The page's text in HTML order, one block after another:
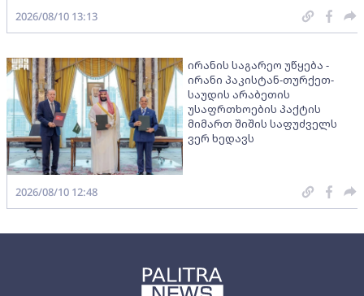
2026/08/10 13:13
ირანის საგარეო უწყება -
ირანი პაკისტან-თურქეთ-
საუდის არაბეთის
უსაფრთხოების პაქტის
მიმართ შიშის საფუძველს
ვერ ხედავს
2026/08/10 12:48